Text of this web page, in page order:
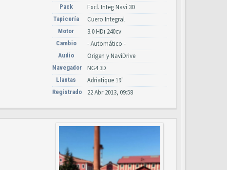
Pack Excl. Integ Navi 3D
Tapicería Cuero Integral
Motor 3.0 HDi 240cv
Cambio - Automático -
Audio Origen y NaviDrive
Navegador NG4 3D
Llantas Adriatique 19"
Registrado 22 Abr 2013, 09:58